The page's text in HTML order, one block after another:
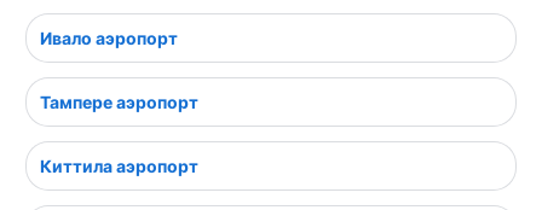
Ивало аэропорт
Тампере аэропорт
Киттила аэропорт